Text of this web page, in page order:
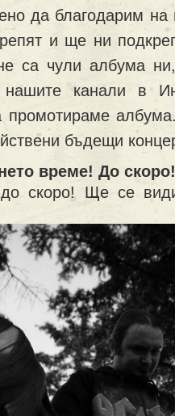
да благодарим
и ще ни
са чули албума
канали в
промотираме
бъдещи
време! До скоро!
скоро! Ще се